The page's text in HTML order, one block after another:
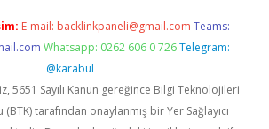
E-mail: backlinkpaneli@gmail.com Teams:
Whatsapp: 0262 606 0 726 Telegram:
@karabul
5651 Sayılı Kanun gereğince Bilgi Teknolojileri
tarafından onaylanmış bir Yer Sağlayıcı